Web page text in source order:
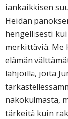
iankaikkisen
Heidän
hengellisesti
merkittäviä. Me
elämän
lahjoilla, joita
näkökulmasta,
tärkeitä kuin